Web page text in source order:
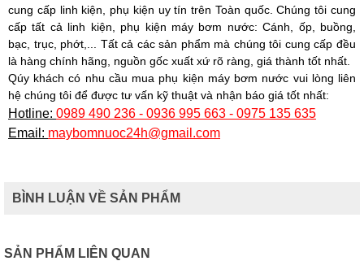
cung cấp linh kiện, phụ kiện uy tín trên Toàn quốc. Chúng tôi cung
cấp tất cả linh kiện, phụ kiện máy bơm nước: Cánh, ốp, buồng,
bạc, trục, phớt,... Tất cả các sản phẩm mà chúng tôi cung cấp đều
là hàng chính hãng, nguồn gốc xuất xứ rõ ràng, giá thành tốt nhất.
Qúy khách có nhu cầu mua phụ kiện máy bơm nước vui lòng liên
hệ chúng tôi để được tư vấn kỹ thuật và nhận báo giá tốt nhất:
Hotline: 0989 490 236 - 0936 995 663 - 0975 135 635
Email: maybomnuoc24h@gmail.com
BÌNH LUẬN VỀ SẢN PHẨM
SẢN PHẨM LIÊN QUAN